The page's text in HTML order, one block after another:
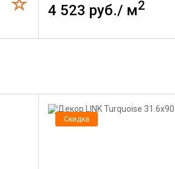
4 523 руб./ м2
Скидка